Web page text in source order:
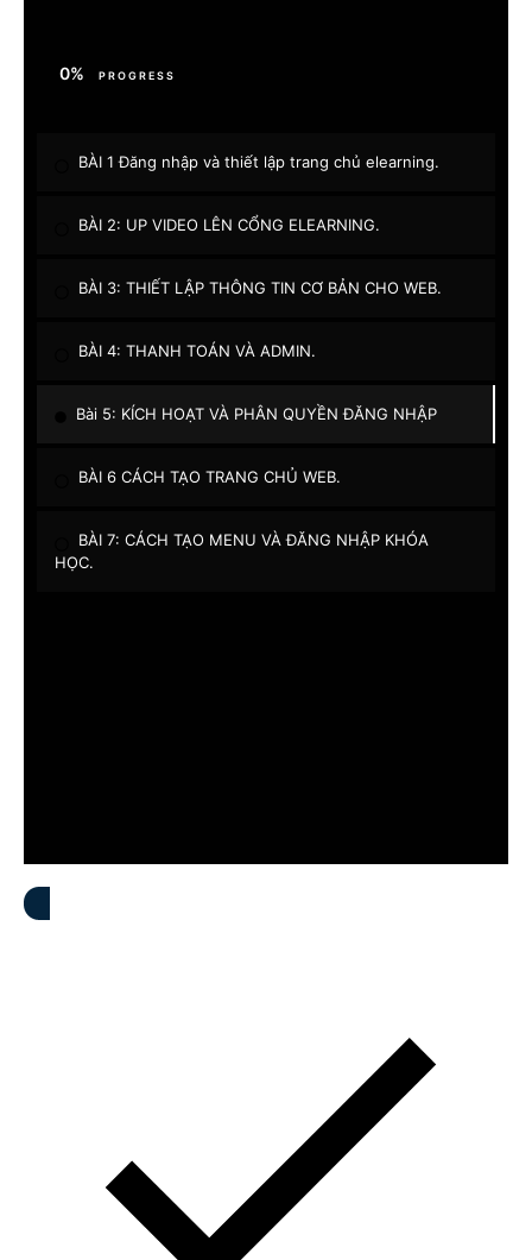
0% PROGRESS
BÀI 1 Đăng nhập và thiết lập trang chủ elearning.
BÀI 2: UP VIDEO LÊN CỔNG ELEARNING.
BÀI 3: THIẾT LẬP THÔNG TIN CƠ BẢN CHO WEB.
BÀI 4: THANH TOÁN VÀ ADMIN.
Bài 5: KÍCH HOẠT VÀ PHÂN QUYỀN ĐĂNG NHẬP
BÀI 6 CÁCH TẠO TRANG CHỦ WEB.
BÀI 7: CÁCH TẠO MENU VÀ ĐĂNG NHẬP KHÓA
HỌC.